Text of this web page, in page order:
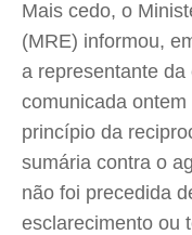
Mais cedo, o
(MRE) informou,
a representante
comunicada
princípio da
sumária contra o
não foi precedida
esclarecimento ou